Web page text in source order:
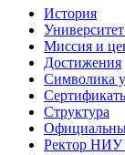
История
Миссия и
Достижения
Символика
Структура
Ректор НИУ